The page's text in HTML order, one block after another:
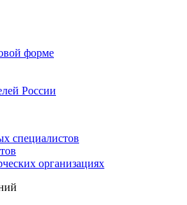
форме
России
специалистов
организациях